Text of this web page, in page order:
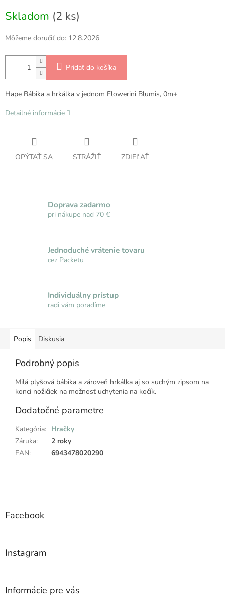
cena:
Skladom (2 ks)
Môžeme doručiť do: 12.8.2026
Pridať do košíka
Hape Bábika a hrkálka v jednom Flowerini Blumis, 0m+
Detailné informácie
OPÝTAŤ SA STRÁŽIŤ ZDIEĽAŤ
Doprava zadarmo
pri nákupe nad 70 €
Jednoduché vrátenie tovaru
cez Packetu
Individuálny prístup
radi vám poradíme
Popis Diskusia
Podrobný popis
Milá plyšová bábika a zároveň hrkálka aj so suchým zipsom na
konci nožičiek na možnosť uchytenia na kočík.
Dodatočné parametre
Kategória: Hračky
Záruka:
2 roky
EAN: 6943478020290
Z
Facebook
Instagram
Informácie pre vás